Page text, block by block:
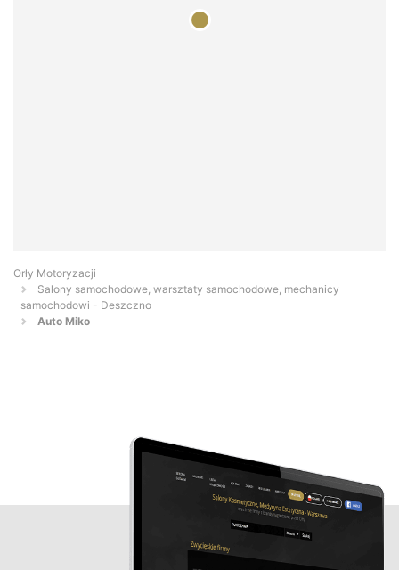
Orły Motoryzacji
Salony samochodowe, warsztaty samochodowe, mechanicy
samochodowi - Deszczno
Auto Miko